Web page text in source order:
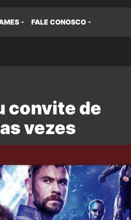
FALE CONOSCO
convite de
vezes